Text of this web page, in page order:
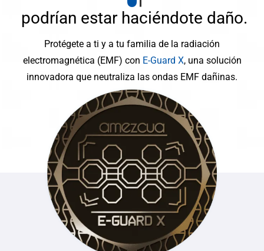
podrían estar haciéndote daño.
Protégete a ti y a tu familia de la radiación
electromagnética (EMF) con E-Guard X, una solución
innovadora que neutraliza las ondas EMF dañinas.